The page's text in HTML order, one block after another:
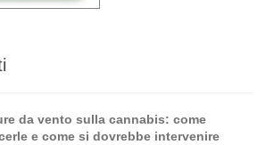
da vento sulla cannabis: come
e come si dovrebbe intervenire